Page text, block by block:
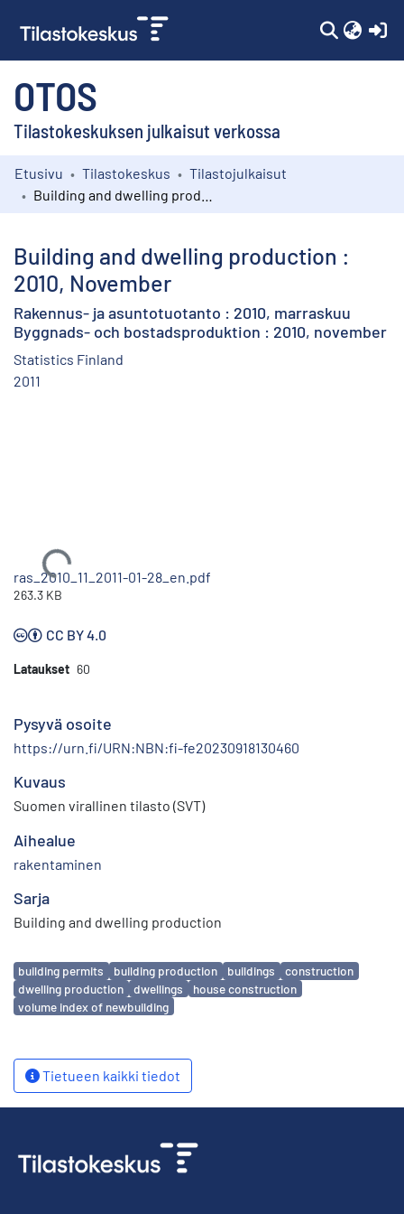
OTOS
Tilastokeskuksen julkaisut verkossa
Kokoelmat
Etusivu Tilastokeskus
Tilastojulkaisut
Building and dwelling production :
2010, November
Rakennus- ja asuntotuotanto : 2010, marraskuu
Byggnads- och bostadsproduktion : 2010, november
Statistics Finland
2011
Ladataan...
ras_2010_11_2011-01-28_en.pdf
263.3 KB
CC BY 4.0
Lataukset 60
Pysyvä osoite
https://urn.fi/URN:NBN:fi-fe20230918130460
Kuvaus
Suomen virallinen tilasto (SVT)
Aihealue
rakentaminen
Sarja
Building and dwelling production
Avainsanat
building permits building production buildings
construction
dwelling production
dwellings
house construction
volume index of newbuilding
Tietueen kaikki tiedot